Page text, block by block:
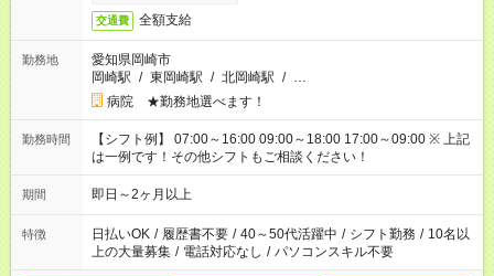
交通費 全額支給
勤務地
愛知県岡崎市
岡崎駅 / 東岡崎駅 / 北岡崎駅 / …
病院 ★勤務地選べます！
勤務時間
【シフト例】 07:00～16:00 09:00～18:00 17:00～09:00 ※ 上記
は一例です！その他シフトもご相談ください！
期間 即日～2ヶ月以上
特徴 日払いOK / 履歴書不要 / 40～50代活躍中 / シフト勤務 / 10名以
上の大量募集 / 電話対応なし / パソコンスキル不要